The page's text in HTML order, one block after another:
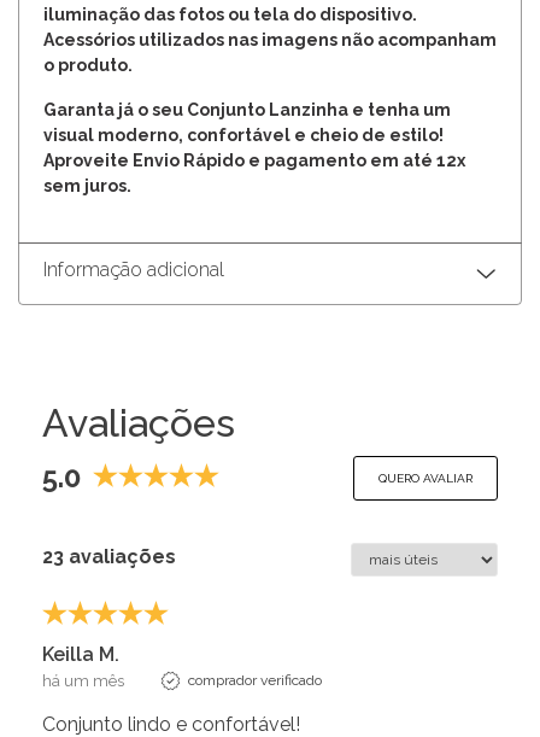
iluminação das fotos ou tela do dispositivo.
Acessórios utilizados nas imagens não acompanham
o produto.
Garanta já o seu Conjunto Lanzinha e tenha um
visual moderno, confortável e cheio de estilo!
Aproveite Envio Rápido e pagamento em até 12x
sem juros.
Informação adicional
Avaliações
5.0 QUERO AVALIAR
23 avaliações
Keilla M.
há um mês comprador verificado
Conjunto lindo e confortável!